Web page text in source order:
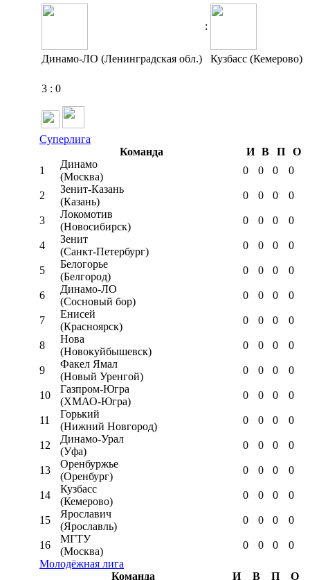
:
Динамо-ЛО (Ленинградская обл.) Кузбасс (Кемерово)
3 : 0
Суперлига
Команда
И В П
О
1
Динамо
(Москва)
0 0 0 0
2
Зенит-Казань
(Казань)
0 0 0 0
3
Локомотив
(Новосибирск)
0 0 0 0
4
Зенит
(Санкт-Петербург)
0 0 0 0
5
Белогорье
(Белгород)
0 0 0 0
6
Динамо-ЛО
(Сосновый бор)
0 0 0 0
7
Енисей
(Красноярск)
0 0 0 0
8
Нова
(Новокуйбышевск)
0 0 0 0
9
Факел Ямал
(Новый Уренгой)
0 0 0 0
10
Газпром-Югра
(ХМАО-Югра)
0 0 0 0
11
Горький
(Нижний Новгород)
0 0 0 0
12
Динамо-Урал
(Уфа)
0 0 0 0
13
Оренбуржье
(Оренбург)
0 0 0 0
14
Кузбасс
(Кемерово)
0 0 0 0
15
Ярославич
(Ярославль)
0 0 0 0
16
МГТУ
(Москва)
0 0 0
0
Молодёжная лига
Команда
И В П
О